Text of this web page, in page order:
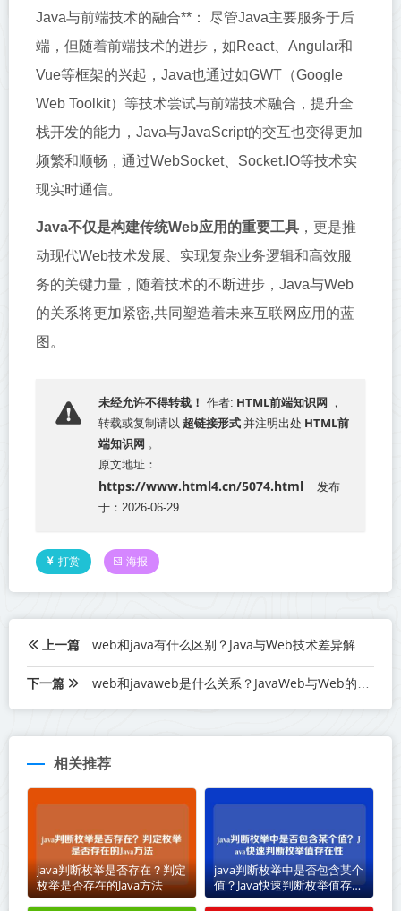
Java与前端技术的融合**： 尽管Java主要服务于后
端，但随着前端技术的进步，如React、Angular和
Vue等框架的兴起，Java也通过如GWT（Google
Web Toolkit）等技术尝试与前端技术融合，提升全
栈开发的能力，Java与JavaScript的交互也变得更加
频繁和顺畅，通过WebSocket、Socket.IO等技术实
现实时通信。
Java不仅是构建传统Web应用的重要工具 ，更是推
动现代Web技术发展、实现复杂业务逻辑和高效服
务的关键力量，随着技术的不断进步，Java与Web
的关系将更加紧密,共同塑造着未来互联网应用的蓝
图。
未经允许不得转载！ 作者: HTML前端知识网 ，
转载或复制请以 超链接形式 并注明出处 HTML前
端知识网 。
原文地址：
https://www.html4.cn/5074.html
发布
于：2026-06-29
打赏 海报
上一篇 web和java有什么区别？Java与Web技术差异解析
下一篇 web和javaweb是什么关系？JavaWeb与Web的关系解析
相关推荐
java判断枚举是否存在？判定
枚举是否存在的Java方法
java判断枚举中是否包含某个
值？Java快速判断枚举值存在
性